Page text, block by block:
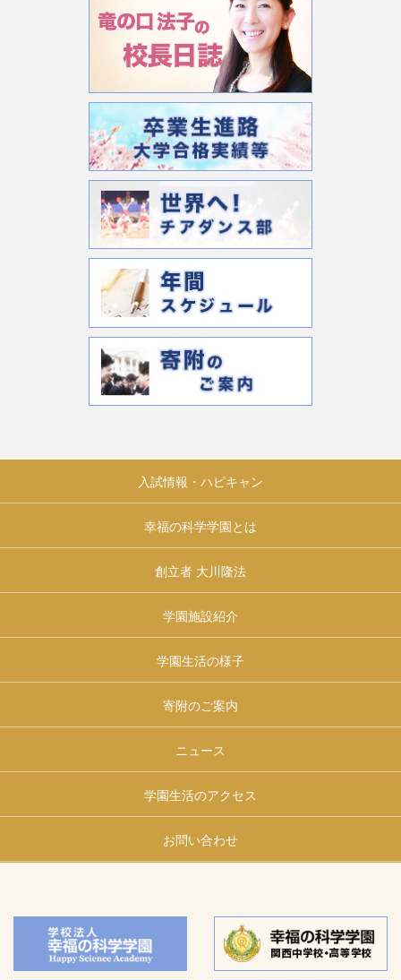
入試情報・ハピキャン
幸福の科学学園とは
創立者 大川隆法
学園施設紹介
学園生活の様子
寄附のご案内
ニュース
学園生活のアクセス
お問い合わせ